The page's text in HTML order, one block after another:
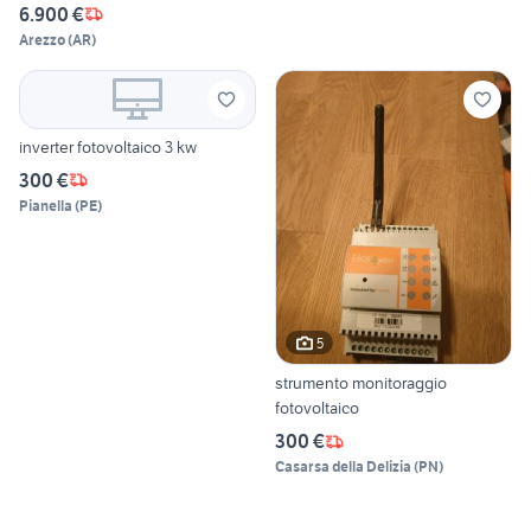
6.900 €
Arezzo(AR)
inverter fotovoltaico 3 kw
300 €
Pianella (PE)
5
strumento monitoraggio
fotovoltaico
300 €
Casarsa della Delizia (PN)